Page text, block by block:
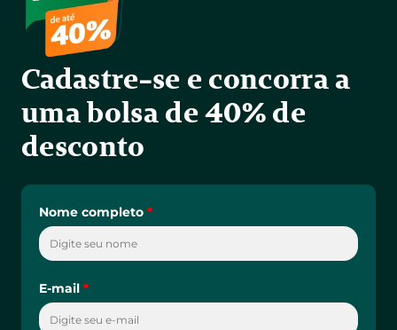
Cadastre-se e concorra a
uma bolsa de 40% de
desconto